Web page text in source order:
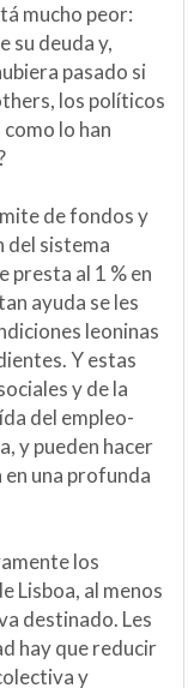
mucho peor:
su deuda y,
pasado si
los políticos
lo han
de fondos y
del sistema
presta al 1 % en
ayuda se les
leoninas
Y estas
y de la
del empleo-
y pueden hacer
en una profunda
los
Lisboa, al menos
destinado. Les
hay que reducir
y